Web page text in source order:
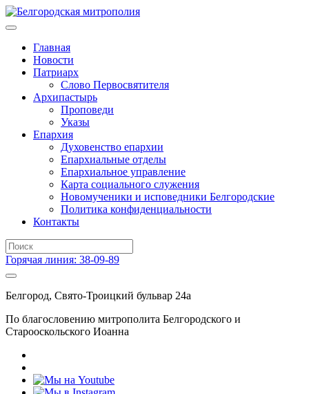
Главная
Новости
Патриарх
Слово Первосвятителя
Архипастырь
Проповеди
Указы
Епархия
Духовенство епархии
Епархиальные отделы
Епархиальное управление
Карта социального служения
Новомученики и исповедники Белгородские
Политика конфиденциальности
Контакты
Горячая линия: 38-09-89
Белгород, Свято-Троицкий бульвар 24а
По благословению митрополита Белгородского и
Старооскольского Иоанна